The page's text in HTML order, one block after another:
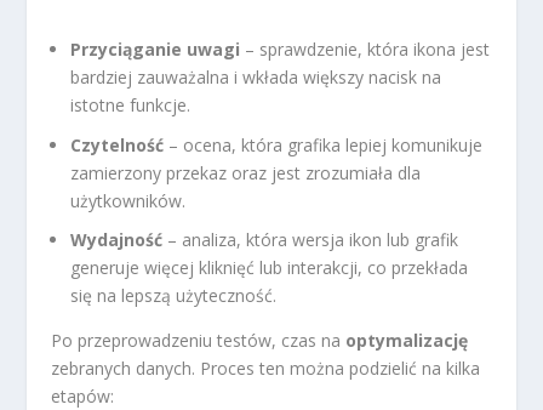
Przyciąganie uwagi – sprawdzenie, która ikona jest
bardziej zauważalna i wkłada większy nacisk na
istotne funkcje.
Czytelność – ocena, która grafika lepiej komunikuje
zamierzony przekaz oraz jest zrozumiała dla
użytkowników.
Wydajność – analiza, która wersja ikon lub grafik
generuje więcej kliknięć lub interakcji, co przekłada
się na lepszą użyteczność.
Po przeprowadzeniu testów, czas na optymalizację
zebranych danych. Proces ten można podzielić na kilka
etapów: